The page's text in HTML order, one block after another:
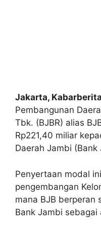
Jakarta,
Pembangunan
Tbk. (BJBR) alias
Rp221,40 miliar
Daerah Jambi (Bank
Penyertaan modal
pengembangan
mana BJB berperan
Bank Jambi sebagai